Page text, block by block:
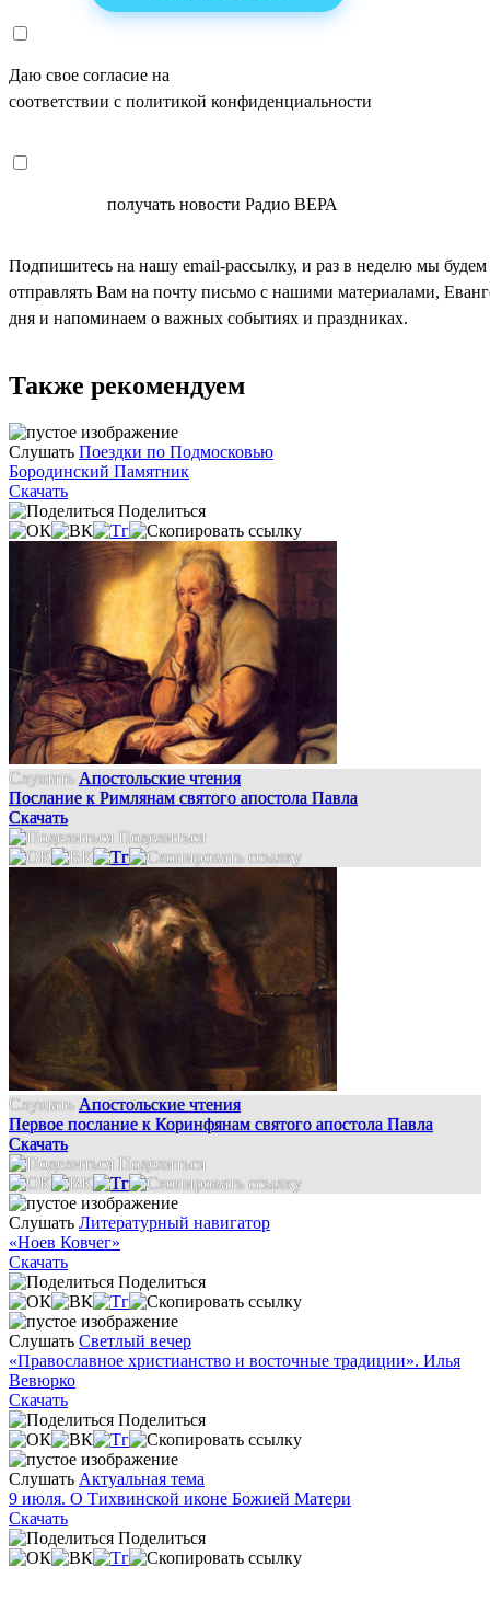
Даю свое согласие на
соответствии с политикой конфиденциальности
получать новости Радио ВЕРА
Подпишитесь на нашу email-рассылку, и раз в неделю мы будем
отправлять Вам на почту письмо с нашими материалами,
дня и напоминаем о важных событиях и праздниках.
Также рекомендуем
Слушать Поездки по Подмосковью
Бородинский Памятник
Скачать
Поделиться
Слушать Апостольские чтения
Послание к Римлянам святого апостола Павла
Скачать
Поделиться
Слушать Апостольские чтения
Первое послание к Коринфянам святого апостола Павла
Скачать
Поделиться
Слушать Литературный навигатор
«Ноев Ковчег»
Скачать
Поделиться
Слушать Светлый вечер
«Православное христианство и восточные традиции». Илья
Вевюрко
Скачать
Поделиться
Слушать Актуальная тема
9 июля. О Тихвинской иконе Божией Матери
Скачать
Поделиться